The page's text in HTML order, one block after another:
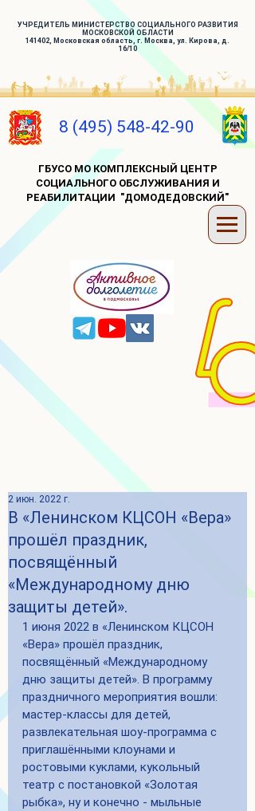
УЧРЕДИТЕЛЬ МИНИСТЕРСТВО СОЦИАЛЬНОГО РАЗВИТИЯ
МОСКОВСКОЙ ОБЛАСТИ
141402, Московская область, г. Москва, ул. Кирова, д.
16/10
8 (495) 548-42-90
ГБУСО МО КОМПЛЕКСНЫЙ ЦЕНТР
СОЦИАЛЬНОГО ОБСЛУЖИВАНИЯ И
РЕАБИЛИТАЦИИ "ДОМОДЕДОВСКИЙ"
В «Ленинском КЦСОН «Вера»
прошёл праздник,
посвящённый
«Международному дню
защиты детей».
2 июн. 2022 г.
1 июня 2022 в «Ленинском КЦСОН
«Вера» прошёл праздник,
посвящённый «Международному
дню защиты детей». В программу
праздничного мероприятия вошли:
мастер-классы для детей,
развлекательная шоу-программа с
приглашёнными клоунами и
ростовыми куклами, кукольный
театр с постановкой «Золотая
рыбка», ну и конечно - мыльные